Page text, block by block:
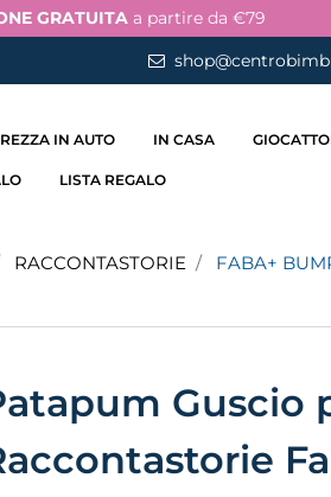
GRATUITA a partire da €79
IN AUTO IN CASA
LISTA REGALO
RACCONTASTORIE FABA+
Guscio